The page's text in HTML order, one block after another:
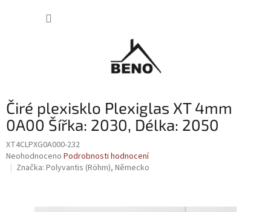
Čiré plexisklo Plexiglas XT 4mm
0A00 Šířka: 2030, Délka: 2050
XT4CLPXG0A000-232
Průměrné
hodnocení
Neohodnoceno Podrobnosti hodnocení
Značka: Polyvantis (Röhm), Německo